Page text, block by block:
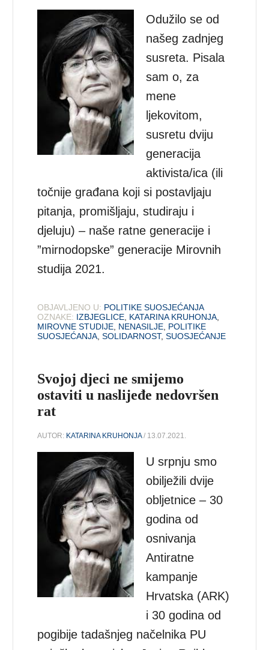
Odužilo se od
našeg zadnjeg
susreta. Pisala
sam o, za
mene
ljekovitom,
susretu dviju
generacija
aktivista/ica (ili
točnije građana koji si postavljaju
pitanja, promišljaju, studiraju i
djeluju) – naše ratne generacije i
”mirnodopske” generacije Mirovnih
studija 2021.
OBJAVLJENO U: POLITIKE SUOSJEĆANJA
OZNAKE: IZBJEGLICE, KATARINA KRUHONJA,
MIROVNE STUDIJE, NENASILJE, POLITIKE
SUOSJEĆANJA,SOLIDARNOST,SUOSJEĆANJE
Svojoj djeci ne smijemo
ostaviti u naslijeđe nedovršen
rat
AUTOR: KATARINA KRUHONJA/ 13.07.2021.
U srpnju smo
obilježili dvije
obljetnice – 30
godina od
osnivanja
Antiratne
kampanje
Hrvatska (ARK)
i 30 godina od
pogibije tadašnjeg načelnika PU